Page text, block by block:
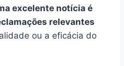
excelente notícia é
relevantes
ou a eficácia do